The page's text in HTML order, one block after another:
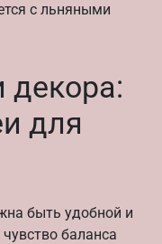
с льняными
для
быть удобной и
баланса